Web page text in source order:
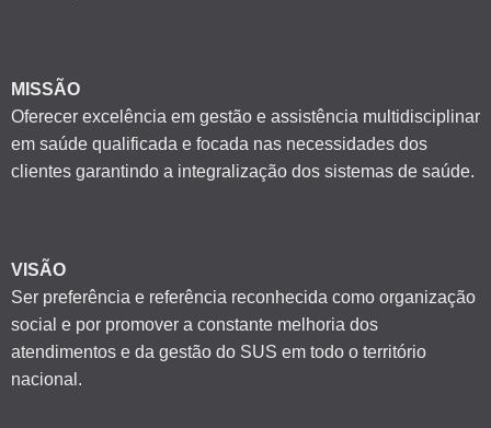
MISSÃO
Oferecer excelência em gestão e assistência multidisciplinar
em saúde qualificada e focada nas necessidades dos
clientes garantindo a integralização dos sistemas de saúde.
VISÃO
Ser preferência e referência reconhecida como organização
social e por promover a constante melhoria dos
atendimentos e da gestão do SUS em todo o território
nacional.